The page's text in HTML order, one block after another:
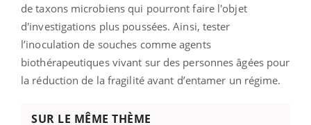
de taxons microbiens qui pourront faire l'objet
d'investigations plus poussées. Ainsi, tester
l’inoculation de souches comme agents
biothérapeutiques vivant sur des personnes âgées pour
la réduction de la fragilité avant d’entamer un régime.
SUR LE MÊME THÈME